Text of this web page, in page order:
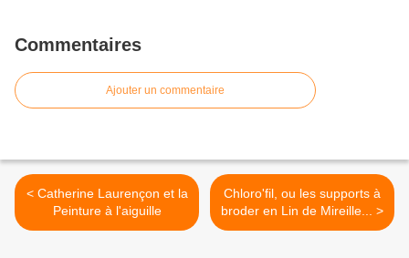
Commentaires
Ajouter un commentaire
< Catherine Laurençon et la
Peinture à l'aiguille
Chloro'fil, ou les supports à
broder en Lin de Mireille... >